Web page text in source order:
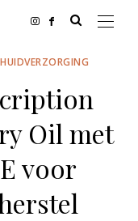
Oil met
voor